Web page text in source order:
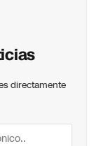
directamente